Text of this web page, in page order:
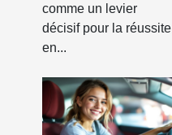
comme un levier
décisif pour la réussite
en...